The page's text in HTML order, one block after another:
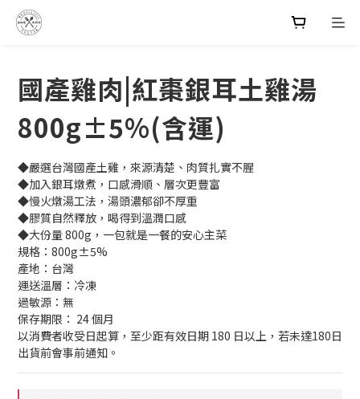
國產雞肉|紅棗銀耳土雞湯
800g±5%(含運)
◆嚴選台灣國產土雞，來源清楚、肉質扎實不腥
◆加入銀耳燉煮，口感滑順、層次更豐富
◆慢火燉湯工法，湯頭濃郁卻不厚重
◆膠質自然釋放，喝得到溫潤口感
◆大份量 800g，一包就是一餐的安心主菜
規格：800g±5%
產地：台灣
運送溫層：冷凍
過敏源：無
保存期限： 24 個月
以消費者收受日起算，至少距有效日期 180 日以上，若未達180日
出貨前會事前通知。